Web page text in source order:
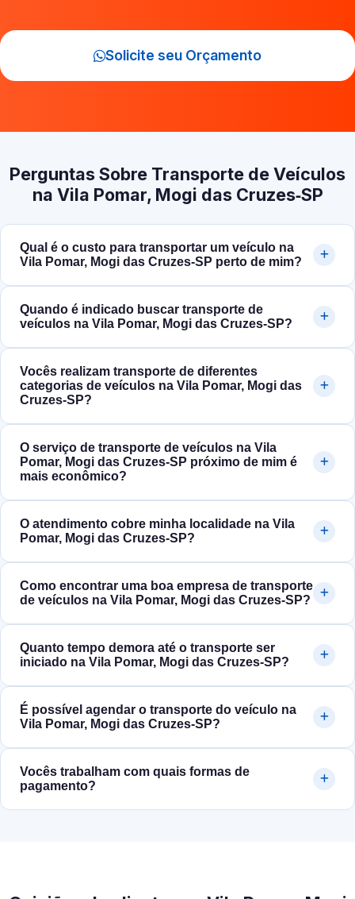
Solicite seu Orçamento
Perguntas Sobre Transporte de Veículos
na Vila Pomar, Mogi das Cruzes‑SP
Qual é o custo para transportar um veículo na
Vila Pomar, Mogi das Cruzes‑SP perto de mim?
Quando é indicado buscar transporte de
veículos na Vila Pomar, Mogi das Cruzes‑SP?
Vocês realizam transporte de diferentes
categorias de veículos na Vila Pomar, Mogi das
Cruzes‑SP?
O serviço de transporte de veículos na Vila
Pomar, Mogi das Cruzes‑SP próximo de mim é
mais econômico?
O atendimento cobre minha localidade na Vila
Pomar, Mogi das Cruzes‑SP?
Como encontrar uma boa empresa de transporte
de veículos na Vila Pomar, Mogi das Cruzes‑SP?
Quanto tempo demora até o transporte ser
iniciado na Vila Pomar, Mogi das Cruzes‑SP?
É possível agendar o transporte do veículo na
Vila Pomar, Mogi das Cruzes‑SP?
Vocês trabalham com quais formas de
pagamento?